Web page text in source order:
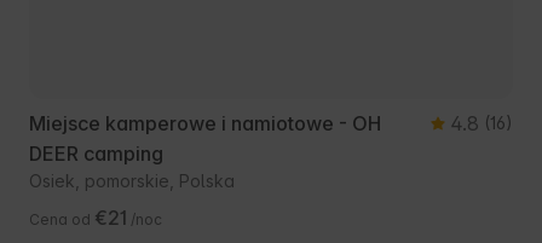
Miejsce kamperowe i namiotowe - OH
DEER camping
4.8 (16)
Osiek, pomorskie, Polska
Cena od €21 /noc